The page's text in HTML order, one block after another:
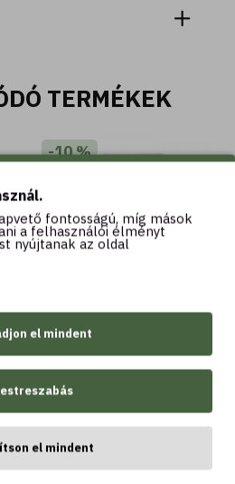
TERMÉKEK
-10 %
ALOE - SOS nyugtató
gél - friss multi hatású -
minden bőrtípusra
3.955 Ft 4.395 Ft
fontosságú, míg mások
a felhasználói élményt
nyújtanak az oldal
el mindent
el mindent